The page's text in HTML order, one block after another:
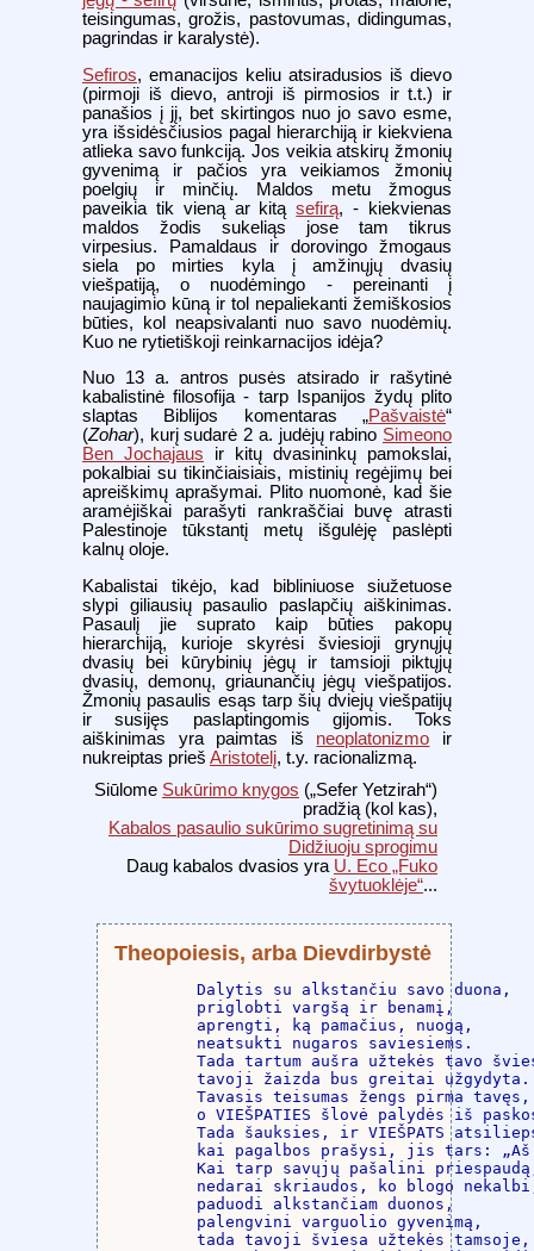
teisingumas, grožis, pastovumas, didingumas,
pagrindas ir karalystė).
Sefiros, emanacijos keliu atsiradusios iš dievo
(pirmoji iš dievo, antroji iš pirmosios ir t.t.) ir
panašios į jį, bet skirtingos nuo jo savo esme,
yra išsidėsčiusios pagal hierarchiją ir kiekviena
atlieka savo funkciją. Jos veikia atskirų žmonių
gyvenimą ir pačios yra veikiamos žmonių
poelgių ir minčių. Maldos metu žmogus
paveikia tik vieną ar kitąsefirą, - kiekvienas
maldos žodis sukeliąs jose tam tikrus
virpesius. Pamaldaus ir dorovingo žmogaus
siela po mirties kyla į amžinųjų dvasių
viešpatiją, o nuodėmingo - pereinanti į
naujagimio kūną ir tol nepaliekanti žemiškosios
būties, kol neapsivalanti nuo savo nuodėmių.
Kuo ne rytietiškoji reinkarnacijos idėja?
Nuo 13 a. antros pusės atsirado ir rašytinė
kabalistinė filosofija - tarp Ispanijos žydų plito
slaptas Biblijos komentaras „Pašvaistė“
(Zohar), kurį sudarė 2 a. judėjų rabino Simeono
Ben Jochajaus ir kitų dvasininkų pamokslai,
pokalbiai su tikinčiaisiais, mistinių regėjimų bei
apreiškimų aprašymai. Plito nuomonė, kad šie
aramėjiškai parašyti rankraščiai buvę atrasti
Palestinoje tūkstantį metų išgulėję paslėpti
kalnų oloje.
Kabalistai tikėjo, kad bibliniuose siužetuose
slypi giliausių pasaulio paslapčių aiškinimas.
Pasaulį jie suprato kaip būties pakopų
hierarchiją, kurioje skyrėsi šviesioji grynųjų
dvasių bei kūrybinių jėgų ir tamsioji piktųjų
dvasių, demonų, griaunančių jėgų viešpatijos.
Žmonių pasaulis esąs tarp šių dviejų viešpatijų
ir susijęs paslaptingomis gijomis. Toks
aiškinimas yra paimtas iš neoplatonizmo ir
nukreiptas prieš Aristotelį, t.y. racionalizmą.
Siūlome Sukūrimo knygos („Sefer Yetzirah“)
pradžią (kol kas),
Kabalos pasaulio sukūrimo sugretinimą su
Didžiuoju sprogimu
Daug kabalos dvasios yra U. Eco „Fuko
švytuoklėje“...
Theopoiesis, arba Dievdirbystė
Dalytis su alkstančiu savo duona,
priglobti vargšą ir benamį,
aprengti, ką pamačius, nuogą,
neatsukti nugaros saviesiems.
Tada tartum aušra užtekės tavo
tavoji žaizda bus greitai užgydyta.
Tavasis teisumas žengs pirma tavęs,
o VIEŠPATIES šlovė palydės iš
Tada šauksies, ir VIEŠPATS
kai pagalbos prašysi, jis tars:
Kai tarp savųjų pašalini
nedarai skriaudos, ko blogo
paduodi alkstančiam duonos,
palengvini varguolio gyvenimą,
tada tavoji šviesa užtekės